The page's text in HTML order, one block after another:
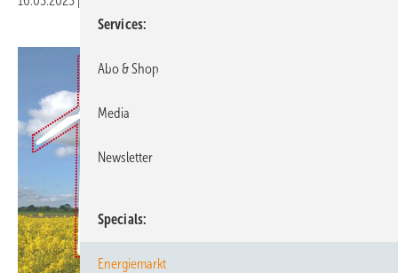
Services
Abo & Shop
Media
Newsletter
Specials
Energiemarkt